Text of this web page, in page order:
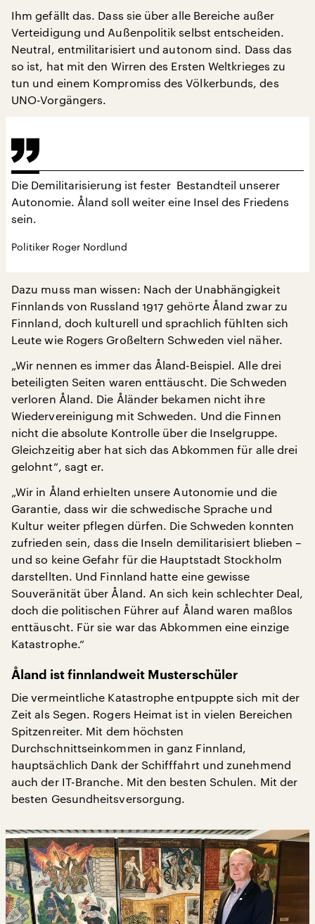
Ihm gefällt das. Dass sie über alle Bereiche außer
Verteidigung und Außenpolitik selbst entscheiden.
Neutral, entmilitarisiert und autonom sind. Dass das
so ist, hat mit den Wirren des Ersten Weltkrieges zu
tun und einem Kompromiss des Völkerbunds, des
UNO-Vorgängers.
Die Demilitarisierung ist fester Bestandteil unserer
Autonomie. Åland soll weiter eine Insel des Friedens
sein.
Politiker Roger Nordlund
Dazu muss man wissen: Nach der Unabhängigkeit
Finnlands von Russland 1917 gehörte Åland zwar zu
Finnland, doch kulturell und sprachlich fühlten sich
Leute wie Rogers Großeltern Schweden viel näher.
„Wir nennen es immer das Åland-Beispiel. Alle drei
beteiligten Seiten waren enttäuscht. Die Schweden
verloren Åland. Die Åländer bekamen nicht ihre
Wiedervereinigung mit Schweden. Und die Finnen
nicht die absolute Kontrolle über die Inselgruppe.
Gleichzeitig aber hat sich das Abkommen für alle drei
gelohnt“, sagt er.
„Wir in Åland erhielten unsere Autonomie und die
Garantie, dass wir die schwedische Sprache und
Kultur weiter pflegen dürfen. Die Schweden konnten
zufrieden sein, dass die Inseln demilitarisiert blieben –
und so keine Gefahr für die Hauptstadt Stockholm
darstellten. Und Finnland hatte eine gewisse
Souveränität über Åland. An sich kein schlechter Deal,
doch die politischen Führer auf Åland waren maßlos
enttäuscht. Für sie war das Abkommen eine einzige
Katastrophe.“
Åland ist finnlandweit Musterschüler
Die vermeintliche Katastrophe entpuppte sich mit der
Zeit als Segen. Rogers Heimat ist in vielen Bereichen
Spitzenreiter. Mit dem höchsten
Durchschnittseinkommen in ganz Finnland,
hauptsächlich Dank der Schifffahrt und zunehmend
auch der IT-Branche. Mit den besten Schulen. Mit der
besten Gesundheitsversorgung.